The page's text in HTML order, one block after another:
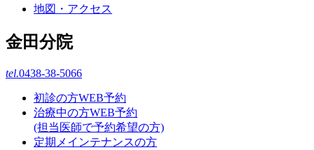
地図・アクセス
金田分院
tel.0438-38-5066
初診の方WEB予約
治療中の方WEB予約
(担当医師で予約希望の方)
定期メインテナンスの方